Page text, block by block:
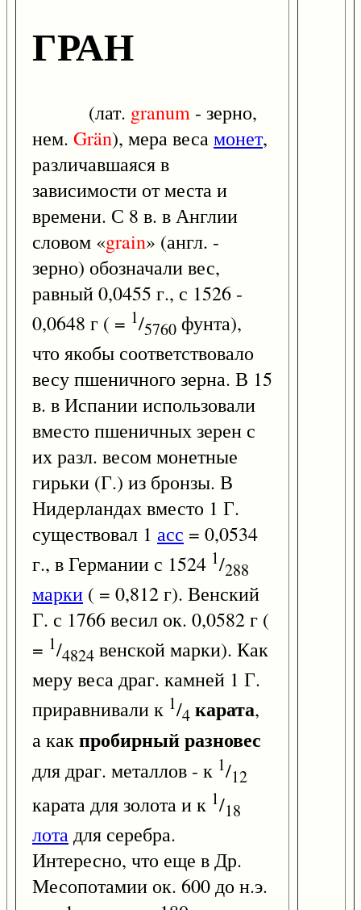
ГРАН
(лат. granum - зерно,
нем. Grän), мера весамонет,
различавшаяся в
зависимости от места и
времени. С 8 в. в Англии
словом «grain» (англ. -
зерно) обозначали вес,
равный 0,0455 г., с 1526 -
0,0648 г ( = 1/5760 фунта),
что якобы соответствовало
весу пшеничного зерна. В 15
в. в Испании использовали
вместо пшеничных зерен с
их разл. весом монетные
гирьки (Г.) из бронзы. В
Нидерландах вместо 1 Г.
существовал 1 асс = 0,0534
г., в Германии с 1524 1/288
марки ( = 0,812 г). Венский
Г. с 1766 весил ок. 0,0582 г (
= 1/4824 венской марки). Как
меру веса драг. камней 1 Г.
приравнивали к 1/4 карата,
а какпробирный разновес
для драг. металлов - к 1/12
карата для золота и к 1/18
лотадля серебра.
Интересно, что еще в Др.
Месопотамии ок. 600 до н.э.